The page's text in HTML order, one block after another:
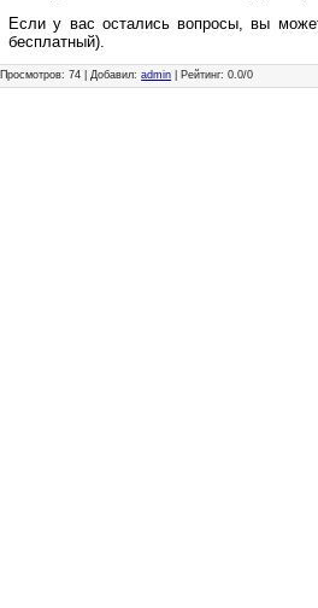
Если у вас остались вопросы, вы
бесплатный).
Просмотров: 74 |Добавил:admin Рейтинг:0.0/0